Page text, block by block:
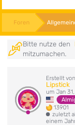
Foren
Bitte nutze den
mitzumachen.
Erstellt von
Lipstick
um Jan 31,
13901
zuletzt
einem